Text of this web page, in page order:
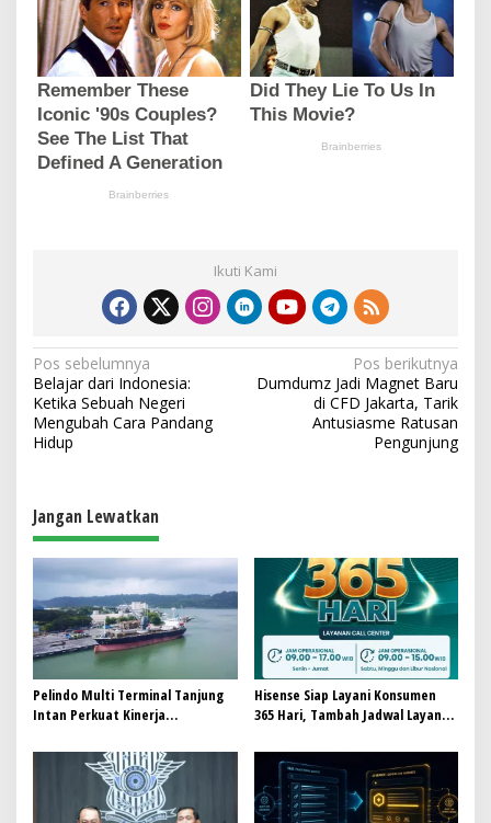
Ikuti Kami
N
a
v
i
a
s
i
p
o
s
Pos sebelumnya
Belajar dari Indonesia:
Ketika Sebuah Negeri
Mengubah Cara Pandang
Hidup
Pos berikutnya
Dumdumz Jadi Magnet Baru
di CFD Jakarta, Tarik
Antusiasme Ratusan
Pengunjung
Jangan Lewatkan
Pelindo Multi Terminal Tanjung
Intan Perkuat Kinerja
Hisense Siap Layani Konsumen
365 Hari, Tambah Jadwal Layanan